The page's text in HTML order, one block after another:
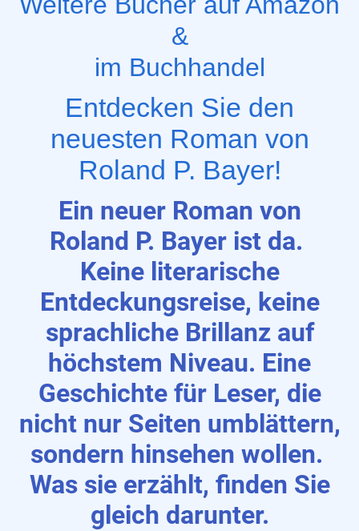
&
im Buchhandel
Entdecken Sie den
neuesten Roman von
Roland P. Bayer!
Ein neuer Roman von
Roland P. Bayer ist da.
Keine literarische
Entdeckungsreise, keine
sprachliche Brillanz auf
höchstem Niveau. Eine
Geschichte für Leser, die
nicht nur Seiten umblättern,
sondern hinsehen wollen.
Was sie erzählt, finden Sie
gleich darunter.